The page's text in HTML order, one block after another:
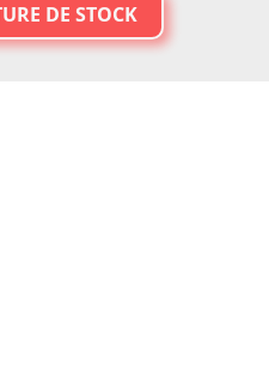
DE STOCK